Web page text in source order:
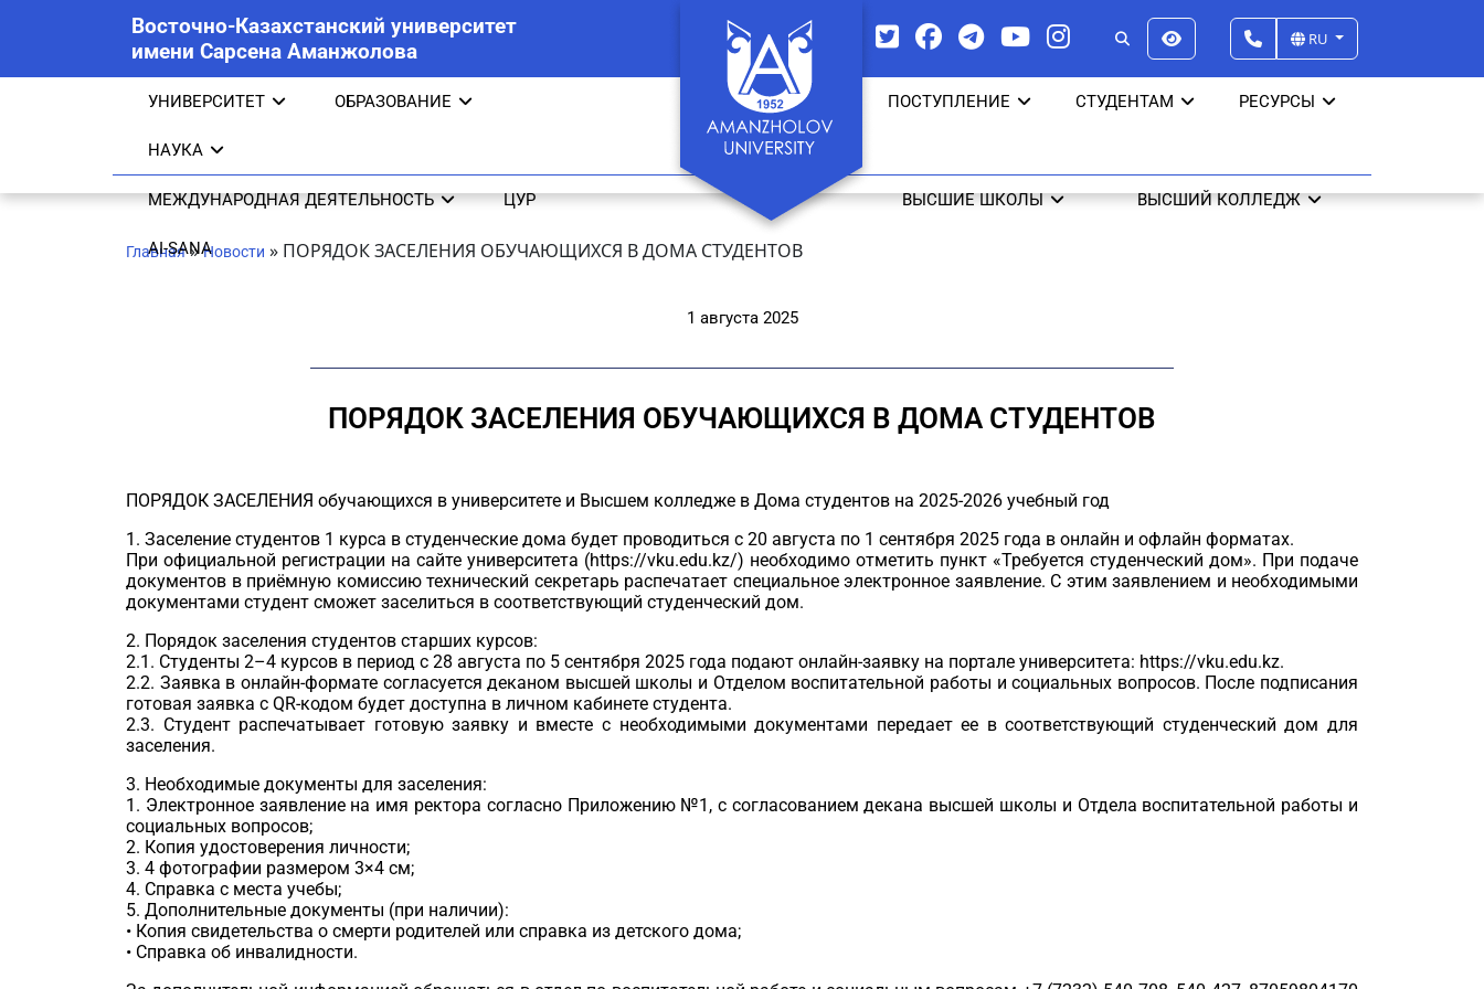
Восточно-Казахстанский университет
имени Сарсена Аманжолова
RU
УНИВЕРСИТЕТ ОБРАЗОВАНИЕ
НАУКА
ПОСТУПЛЕНИЕ СТУДЕНТАМ РЕСУРСЫ
МЕЖДУНАРОДНАЯ ДЕЯТЕЛЬНОСТЬ ЦУР
AI-SANA
ВЫСШИЕ ШКОЛЫ ВЫСШИЙ КОЛЛЕДЖ
Главная»Новости » ПОРЯДОК ЗАСЕЛЕНИЯ ОБУЧАЮЩИХСЯ В ДОМА СТУДЕНТОВ
1 августа 2025
ПОРЯДОК ЗАСЕЛЕНИЯ ОБУЧАЮЩИХСЯ В ДОМА СТУДЕНТОВ
ПОРЯДОК ЗАСЕЛЕНИЯ обучающихся в университете и Высшем колледже в Дома студентов на 2025-2026 учебный год
1.⁠ ⁠Заселение студентов 1 курса в студенческие дома будет проводиться с 20 августа по 1 сентября 2025 года в онлайн и офлайн форматах.
При официальной регистрации на сайте университета (https://vku.edu.kz/) необходимо отметить пункт «Требуется студенческий дом». При подаче
документов в приёмную комиссию технический секретарь распечатает специальное электронное заявление. С этим заявлением и необходимыми
документами студент сможет заселиться в соответствующий студенческий дом.
2.⁠ ⁠Порядок заселения студентов старших курсов:
2.1. Студенты 2–4 курсов в период с 28 августа по 5 сентября 2025 года подают онлайн-заявку на портале университета: https://vku.edu.kz.
2.2. Заявка в онлайн-формате согласуется деканом высшей школы и Отделом воспитательной работы и социальных вопросов. После подписания
готовая заявка с QR-кодом будет доступна в личном кабинете студента.
2.3. Студент распечатывает готовую заявку и вместе с необходимыми документами передает ее в соответствующий студенческий дом для
заселения.
3.⁠ ⁠Необходимые документы для заселения:
1.⁠ ⁠Электронное заявление на имя ректора согласно Приложению №1, с согласованием декана высшей школы и Отдела воспитательной работы и
социальных вопросов;
2.⁠ ⁠Копия удостоверения личности;
3.⁠ ⁠4 фотографии размером 3×4 см;
4.⁠ ⁠Справка с места учебы;
5.⁠ ⁠Дополнительные документы (при наличии):
•⁠ ⁠Копия свидетельства о смерти родителей или справка из детского дома;
•⁠ ⁠Справка об инвалидности.